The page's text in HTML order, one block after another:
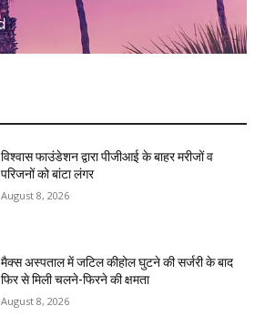
विश्वास फाउंडेशन द्वारा पीजीआई के बाहर मरीजों व
परिजनों को बांटा लंगर
August 8, 2026
मैक्स अस्पताल में जटिल कीहोल घुटने की सर्जरी के बाद
फिर से मिली चलने-फिरने की क्षमता
August 8, 2026